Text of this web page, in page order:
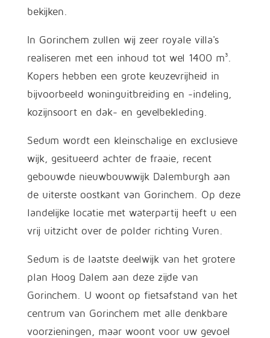
bekijken.
In Gorinchem zullen wij zeer royale villa's
realiseren met een inhoud tot wel 1400 m³.
Kopers hebben een grote keuzevrijheid in
bijvoorbeeld woninguitbreiding en -indeling,
kozijnsoort en dak- en gevelbekleding.
Sedum wordt een kleinschalige en exclusieve
wijk, gesitueerd achter de fraaie, recent
gebouwde nieuwbouwwijk Dalemburgh aan
de uiterste oostkant van Gorinchem. Op deze
landelijke locatie met waterpartij heeft u een
vrij uitzicht over de polder richting Vuren.
Sedum is de laatste deelwijk van het grotere
plan Hoog Dalem aan deze zijde van
Gorinchem. U woont op fietsafstand van het
centrum van Gorinchem met alle denkbare
voorzieningen, maar woont voor uw gevoel